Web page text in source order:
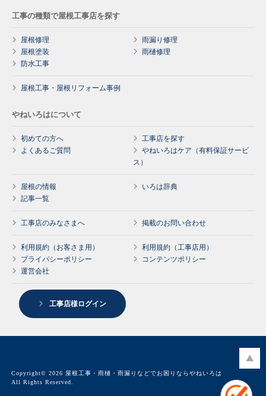
工事の種類で屋根工事店を探す
屋根修理
雨漏り修理
屋根塗装
雨樋修理
防水工事
屋根工事・屋根リフォーム事例
やねいろはについて
初めての方へ
工事店を探す
よくあるご質問
やねいろはケア（有料保証サービ
ス）
屋根の情報
いろは辞典
記事一覧
工事店のみなさまへ 掲載のお問い合わせ
利用規約（お客さま用）
利用規約（工事店用）
プライバシーポリシー
コンテンツポリシー
運営会社
工事店様ログイン
Copyright© 2026 屋根工事・雨樋・雨漏りなどでお困りならやねいろは
All Rights Reserved.